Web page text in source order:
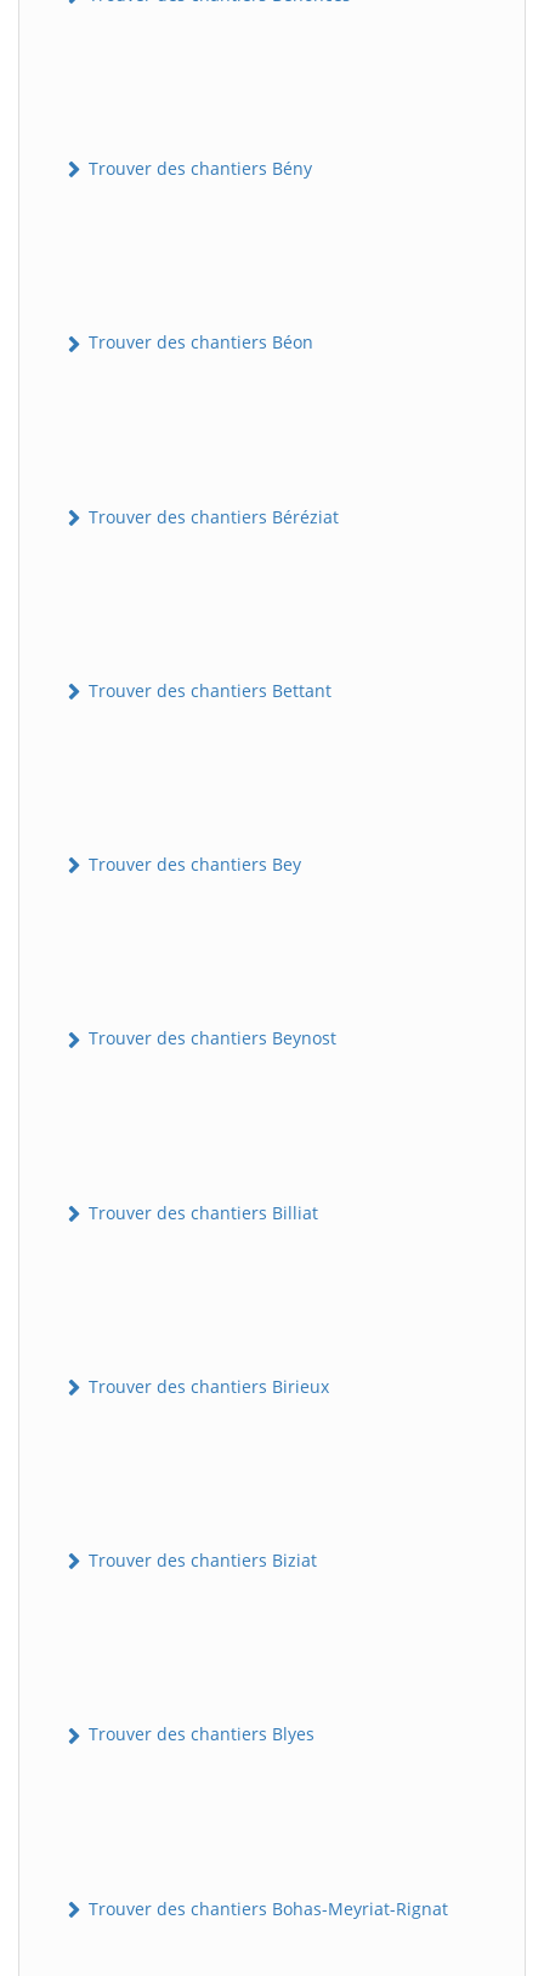
Trouver des chantiers Bény
Trouver des chantiers Béon
Trouver des chantiers Béréziat
Trouver des chantiers Bettant
Trouver des chantiers Bey
Trouver des chantiers Beynost
Trouver des chantiers Billiat
Trouver des chantiers Birieux
Trouver des chantiers Biziat
Trouver des chantiers Blyes
Trouver des chantiers Bohas-Meyriat-Rignat